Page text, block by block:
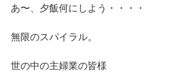
あ〜、夕飯何にしよう・・・・
無限のスパイラル。
世の中の主婦業の皆様